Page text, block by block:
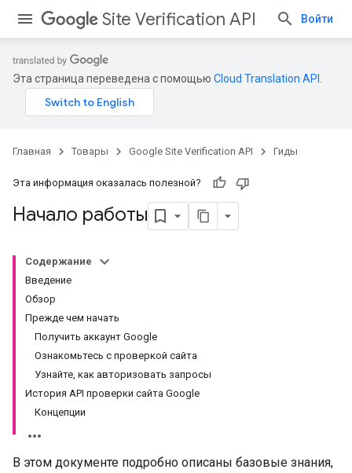
Site Verification API Войти
Эта страница переведена с помощью Cloud Translation API
Главная Товары Google Site Verification API Гиды
Эта информация оказалась полезной?
Начало работы
Содержание
Введение
Обзор
Прежде чем начать
Получить аккаунт Google
Ознакомьтесь с проверкой сайта
Узнайте, как авторизовать запросы
История API проверки сайта Google
Концепции
В этом документе подробно описаны базовые знания,